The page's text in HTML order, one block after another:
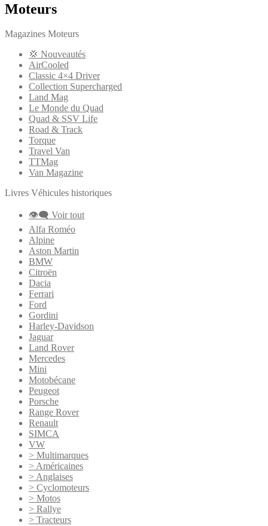
Moteurs
Magazines Moteurs
💢 Nouveautés
AirCooled
Classic 4×4 Driver
Collection Supercharged
Land Mag
Le Monde du Quad
Quad & SSV Life
Road & Track
Torque
Travel Van
TTMag
Van Magazine
Livres Véhicules historiques
👁‍🗨 Voir tout
Alfa Roméo
Alpine
Aston Martin
BMW
Citroën
Dacia
Ferrari
Ford
Gordini
Harley-Davidson
Jaguar
Land Rover
Mercedes
Mini
Motobécane
Peugeot
Porsche
Range Rover
Renault
SIMCA
VW
> Multimarques
> Américaines
> Anglaises
> Cyclomoteurs
> Motos
> Rallye
> Tracteurs